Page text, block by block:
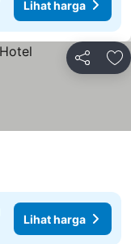
Lihat harga
Bagikan
Lihat harga